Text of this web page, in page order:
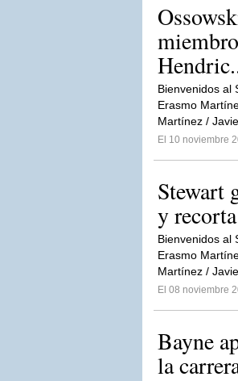
Bienvenidos al
Erasmo
Martínez /
El 10 noviembre
Stewart
y
Bienvenidos al
Erasmo
Martínez /
El 08 noviembre
Bayne
la